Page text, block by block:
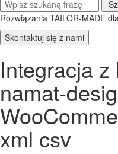
Rozwiązania TAILOR-MADE
Skontaktuj się z nami
Integracja
namat-
xml csv